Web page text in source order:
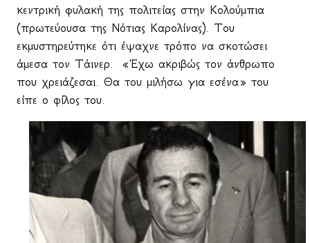
κεντρική φυλακή της πολιτείας στην Κολούμπια
(πρωτεύουσα της Νότιας Καρολίνας). Του
εκμυστηρεύτηκε ότι έψαχνε τρόπο να σκοτώσει
άμεσα τον Τάινερ.
«Έχω ακριβώς τον άνθρωπο
που χρειάζεσαι. Θα του μιλήσω για εσένα» του
είπε ο φίλος του.